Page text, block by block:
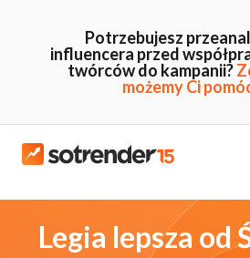
Potrzebujesz
influencera przed
twórców do kampanii?
możemy Ci
Legia lepsza od